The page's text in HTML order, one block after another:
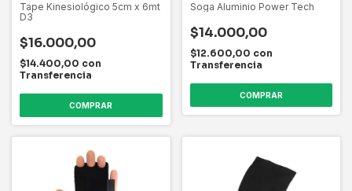
Tape Kinesiológico 5cm x 6mt
D3
$16.000,00
$14.400,00 con
Transferencia
Soga Aluminio Power Tech
$14.000,00
$12.600,00 con
Transferencia